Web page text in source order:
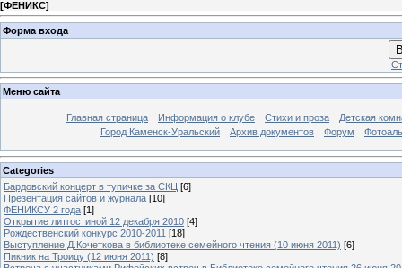
[ФЕНИКС]
Форма входа
Меню сайта
Главная страница Информация о клубе Стихи и проза
Детская
Город Каменск-Уральский
Архив документов Форум
Categories
Бардовский концерт в тупичке за СКЦ [6]
Презентация сайтов и журнала [10]
ФЕНИКСУ 2 года [1]
Открытие литгостиной 12 декабря 2010 [4]
Рождественский конкурс 2010-2011 [18]
Выступление Д.Кочеткова в библиотеке семейного чтения (10 июня 2011) [6]
Пикник на Троицу (12 июня 2011) [8]